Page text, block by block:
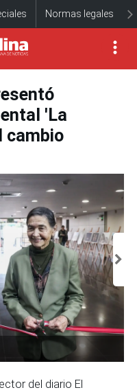
Normas legales
'La
cambio
del diario El